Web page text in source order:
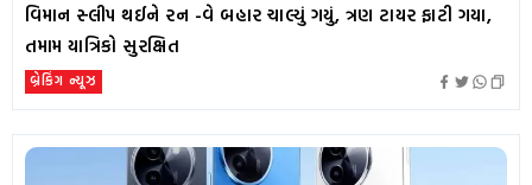
વિમાન સ્લીપ થઈને રન -વે બહાર ચાલ્યું ગયું, ત્રણ ટાયર ફાટી ગયા,
તમામ યાત્રિકો સુરક્ષિત
બ્રેકિંગ ન્યૂઝ